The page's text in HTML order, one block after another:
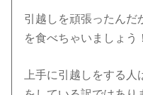
引越しを頑張ったんだ
を食べちゃいましょう！
上手に引越しをする